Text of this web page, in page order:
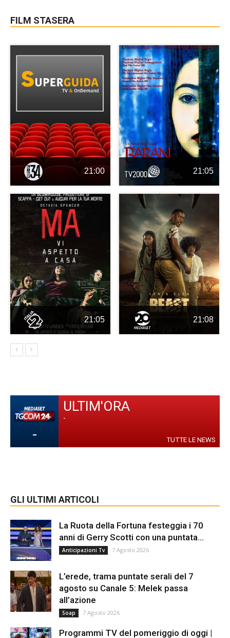
FILM STASERA
21:00 21:05
21:05 21:08
-
ULTIM'ORA
-
TUTTE LE NEWS
GLI ULTIMI ARTICOLI
La Ruota della Fortuna festeggia i 70
anni di Gerry Scotti con una puntata...
Anticipazioni Tv 7 Agosto 2026
L’erede, trama puntate serali del 7
agosto su Canale 5: Melek passa
all’azione
Soap 7 Agosto 2026
Programmi TV del pomeriggio di oggi |